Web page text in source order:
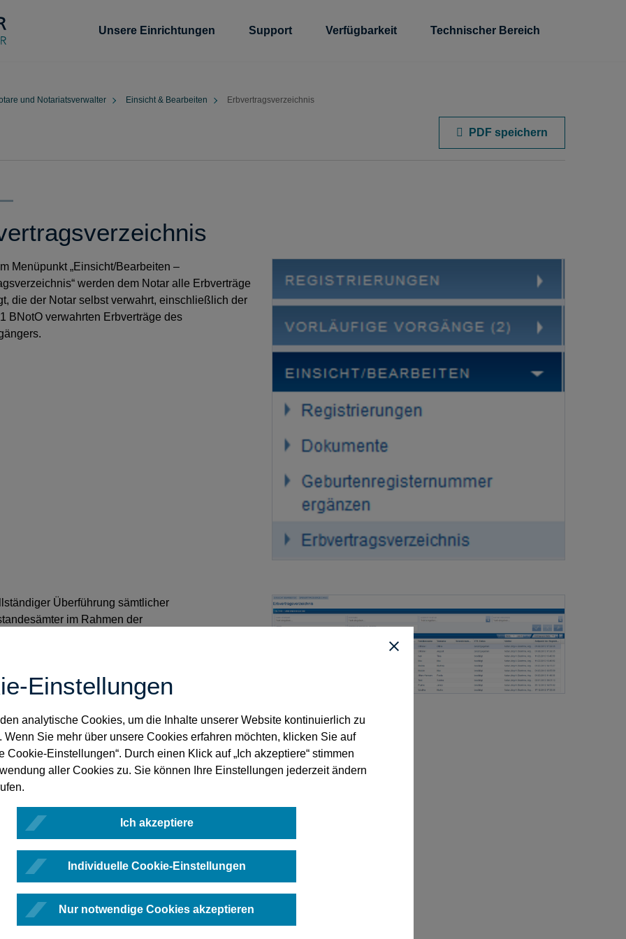
Einstellungen
analytische Cookies, um die Inhalte unserer Website kontinuierlich zu
Wenn Sie mehr über unsere Cookies erfahren möchten, klicken Sie auf
Cookie-Einstellungen“. Durch einen Klick auf „Ich akzeptiere“ stimmen
aller Cookies zu. Sie können Ihre Einstellungen jederzeit ändern
Ich akzeptiere
Individuelle Cookie-Einstellungen
Nur notwendige Cookies akzeptieren
Unsere Einrichtungen Support Verfügbarkeit Technischer Bereich
und Notariatsverwalter Einsicht & Bearbeiten Erbvertragsverzeichnis
PDF speichern
Menüpunkt „Einsicht/Bearbeiten –
werden dem Notar alle Erbverträge
die der Notar selbst verwahrt, einschließlich der
BNotO verwahrten Erbverträge des
Überführung sämtlicher
im Rahmen der
ist vom Notar jedoch um Rückgaben von
aus der notariellen Verwahrung zu
Voraussetzungen vor, kann das
des Zentralen Testamentsregisters
des nach der Dienstordnung für Notare zu
Erbvertragsverzeichnisses und im Rahmen der
nach § 351 FamFG verwandt werden.
hingewiesen, dass das vom Zentralen
zur Verfügung gestellte
für Notare über die Führung des
entspricht. Dieses kann durch